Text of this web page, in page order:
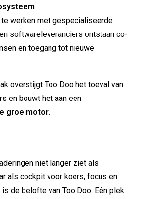
te werken met gespecialiseerde
softwareleveranciers ontstaan co-
en toegang tot nieuwe
overstijgt Too Doo het toeval van
en bouwt het aan een
groeimotor.
niet langer ziet als
als cockpit voor koers, focus en
de belofte van Too Doo. Eén plek